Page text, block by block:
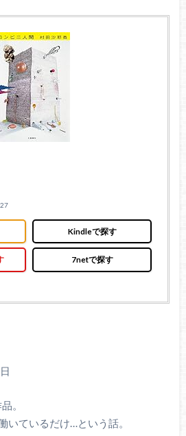
Kindleで探す
7netで探す
。
いているだけ…という話。